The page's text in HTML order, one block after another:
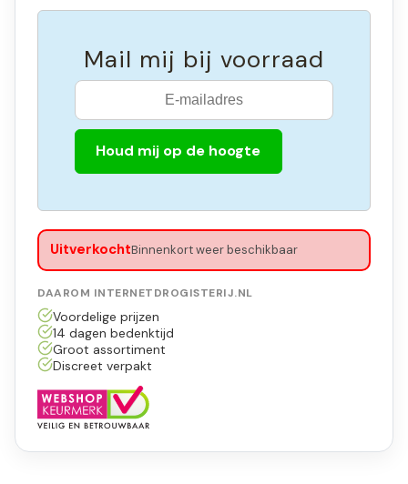
Mail mij bij voorraad
Houd mij op de hoogte
UitverkochtBinnenkort weer beschikbaar
DAAROM INTERNETDROGISTERIJ.NL
Voordelige prijzen
14 dagen bedenktijd
Groot assortiment
Discreet verpakt